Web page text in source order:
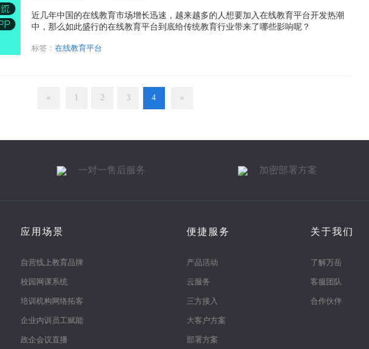
近几年中国的在线教育市场增长迅速，越来越多的人想要加入在线教育平台开发热潮
中，那么如此盛行的在线教育平台到底给传统教育行业带来了哪些影响呢？
标签：在线教育平台
« 1 2 3 4 »
一对一售后服务 加密部署方案
应用场景
自营线上教育品牌
校园网课系统
培训机构网络拓客
企业内训员工赋能
政企会议直播
便捷服务
产品活动
云服务
三方接入
大客户方案
部署方案
关于我们
了解万岳
客服团队
合作伙伴